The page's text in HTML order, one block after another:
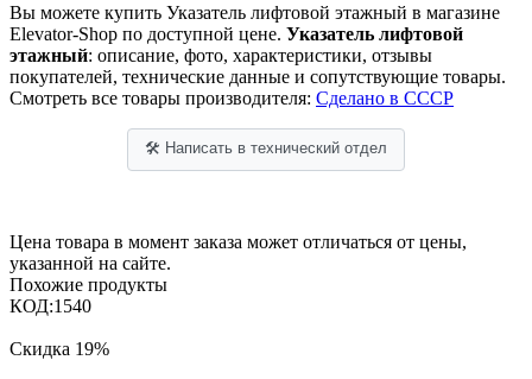
Вы можете купить Указатель лифтовой этажный в магазине
Elevator-Shop по доступной цене. Указатель лифтовой
этажный: описание, фото, характеристики, отзывы
покупателей, технические данные и сопутствующие товары.
Смотреть все товары производителя: Сделано в СССР
🛠 Написать в технический отдел
Цена товара в момент заказа может отличаться от цены,
указанной на сайте.
Похожие продукты
КОД:1540
Скидка 19%